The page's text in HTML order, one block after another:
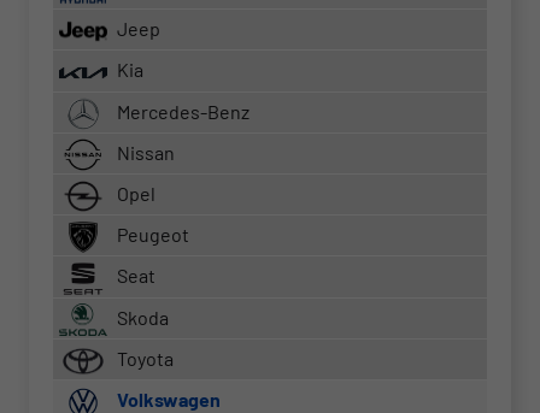
Jeep
Kia
Mercedes-Benz
Nissan
Opel
Peugeot
Seat
Skoda
Toyota
Volkswagen